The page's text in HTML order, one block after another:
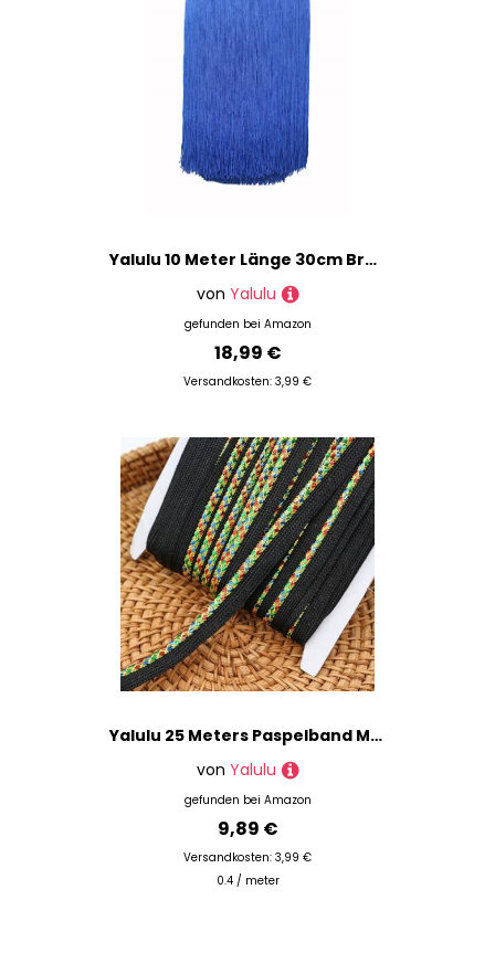
Yalulu 10 Meter Länge 30cm Breite Quaste Schnittfranse Fransen Geschnitten Fransenborte DIY Trimmen Kostüm Lateinisches Kleid Garment Apparel Spitzenborte Nähzubehör (Edelstein-Blau)
von Yalulu
gefunden bei Amazon
18,99 €
Versandkosten: 3,99 €
Yalulu 25 Meters Paspelband Metallic, 9mm breite Paspelband zum Nähen, Rand Nähen Band Bias Einfügen Piping Cord Seil (Schwarz-MC)
von Yalulu
gefunden bei Amazon
9,89 €
Versandkosten: 3,99 €
0.4 / meter